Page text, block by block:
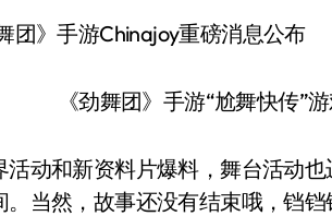
《劲舞团》手游“尬舞快传”游
和新资料片爆料，舞台活动也
当然，故事还没有结束哦，铛